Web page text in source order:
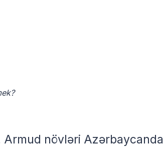
növləri Azərbaycanda